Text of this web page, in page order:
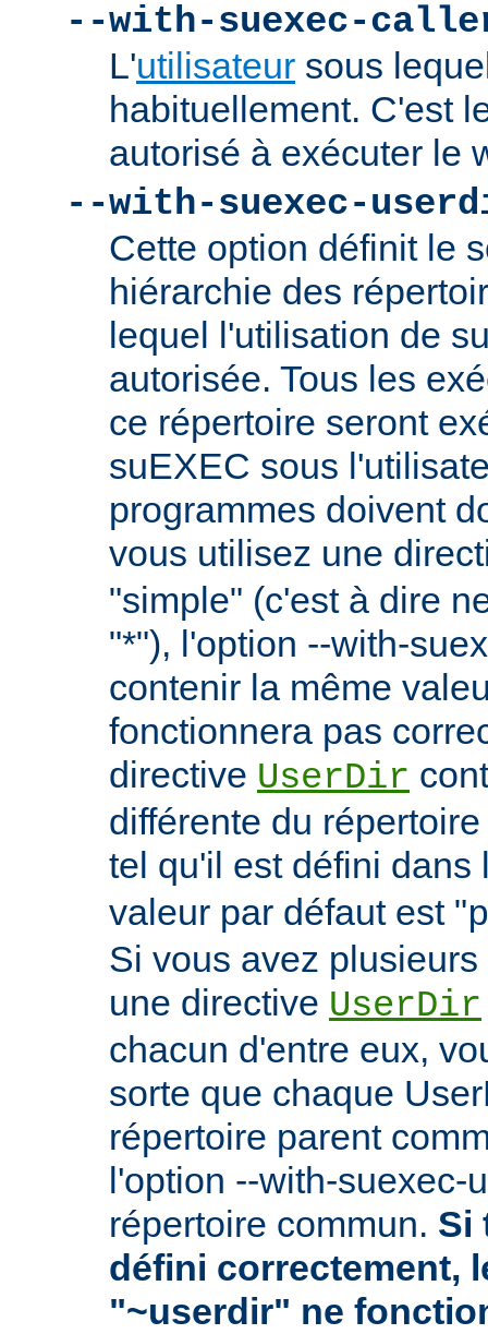
--with-suexec-
L'utilisateur sous
habituellement. C'est
autorisé à exécuter le
--with-suexec-
Cette option définit le
hiérarchie des
lequel l'utilisation de
autorisée. Tous les
ce répertoire seront
suEXEC sous
programmes doivent
vous utilisez une
"simple" (c'est à dire
"*"), l'option --with-
contenir la même
fonctionnera pas
directive UserDir
différente du
tel qu'il est défini
valeur par défaut est "
Si vous avez
une directive UserDir
chacun d'entre eux,
sorte que chaque
répertoire parent
l'option --with-suexec-
répertoire commun. Si
défini correctement,
"~userdir" ne